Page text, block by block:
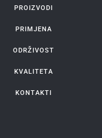
PROIZVODI
PRIMJENA
ODRŽIVOST
KVALITETA
KONTAKTI